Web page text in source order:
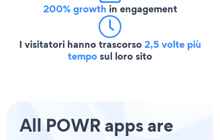
200% growth in engagement
I visitatori hanno trascorso2,5 volte più
temposul loro sito
All POWR apps are